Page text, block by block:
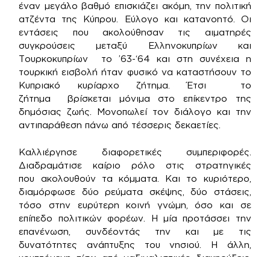
έναν μεγάλο βαθμό επισκιάζει ακόμη, την πολιτική
ατζέντα της Κύπρου. Εύλογο και κατανοητό. Οι
εντάσεις που ακολούθησαν τις αιματηρές
συγκρούσεις μεταξύ Ελληνοκυπρίων και
Τουρκοκυπρίων το ’63-‘64 και στη συνέχεια η
τουρκική εισβολή ήταν φυσικό να καταστήσουν το
Κυπριακό κυρίαρχο ζήτημα. Έτσι το
ζήτημα βρίσκεται μόνιμα στο επίκεντρο της
δημόσιας ζωής. Μονοπωλεί τον διάλογο και την
αντιπαράθεση πάνω από τέσσερις δεκαετίες.
Καλλιέργησε διαφορετικές συμπεριφορές.
Διαδραμάτισε καίριο ρόλο στις στρατηγικές
που ακολουθούν τα κόμματα. Και το κυριότερο,
διαμόρφωσε δύο ρεύματα σκέψης, δύο στάσεις,
τόσο στην ευρύτερη κοινή γνώμη, όσο και σε
επίπεδο πολιτικών φορέων. Η μία προτάσσει την
επανένωση, συνδέοντάς την και με τις
δυνατότητες ανάπτυξης του νησιού. Η άλλη,